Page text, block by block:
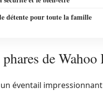
détente pour toute la famille
de Wahoo
éventail